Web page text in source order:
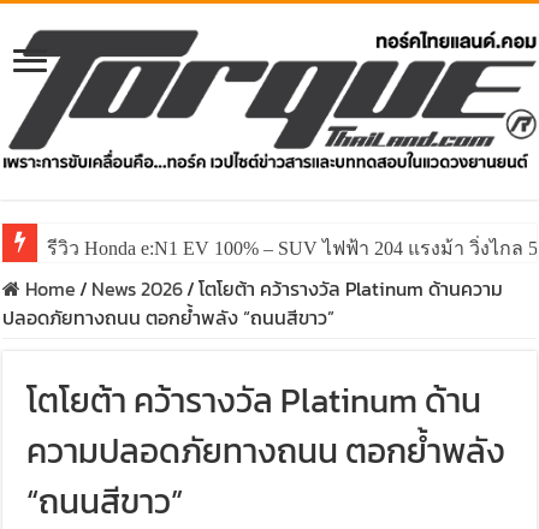
รีวิว Honda e:N1 EV 100% – SUV ไฟฟ้า 204 แรงม้า วิ่งไกล
Home/ News 2026/โตโยต้า คว้ารางวัล Platinum ด้านความ
ปลอดภัยทางถนน ตอกย้ำพลัง “ถนนสีขาว”
โตโยต้า คว้ารางวัล Platinum ด้าน
ความปลอดภัยทางถนน ตอกย้ำพลัง
“ถนนสีขาว”